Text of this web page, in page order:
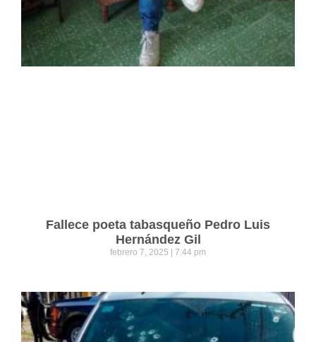
Fallece poeta tabasqueño Pedro Luis
Hernández Gil
febrero 7, 2025 7:44 pm